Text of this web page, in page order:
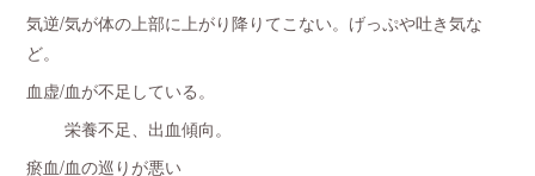
気逆/気が体の上部に上がり降りてこない。げっぷや吐き気な
ど。
血虚/血が不足している。
栄養不足、出血傾向。
瘀血/血の巡りが悪い